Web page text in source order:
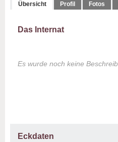
Übersicht Profil Fotos
Das Internat
Es wurde noch keine
Eckdaten